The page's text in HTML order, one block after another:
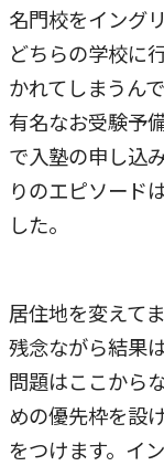
名門校をイング
どちらの学校に
かれてしまうんで
有名なお受験予
で入塾の申し込
りのエピソード
した。
居住地を変えて
残念ながら結果
問題はここから
めの優先枠を設
をつけます。イ